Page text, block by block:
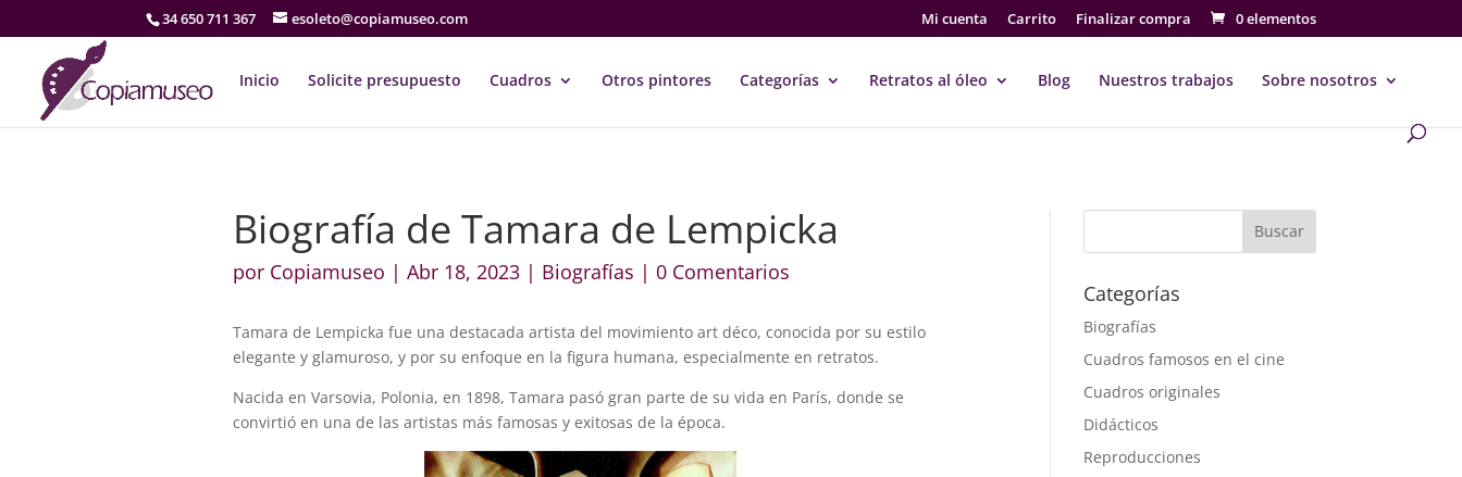
34 650 711 367 esoleto@copiamuseo.com Mi cuenta Carrito Finalizar compra 0 elementos
Inicio Solicite presupuesto Cuadros Otros pintores Categorías Retratos al óleo Blog Nuestros trabajos Sobre nosotros
Biografía de Tamara de Lempicka
por Copiamuseo |Abr 18, 2023 | Biografías | 0 Comentarios
Tamara de Lempicka fue una destacada artista del movimiento art déco, conocida por su estilo
elegante y glamuroso, y por su enfoque en la figura humana, especialmente en retratos.
Nacida en Varsovia, Polonia, en 1898, Tamara pasó gran parte de su vida en París, donde se
convirtió en una de las artistas más famosas y exitosas de la época.
Buscar
Categorías
Biografías
Cuadros famosos en el cine
Cuadros originales
Didácticos
Reproducciones